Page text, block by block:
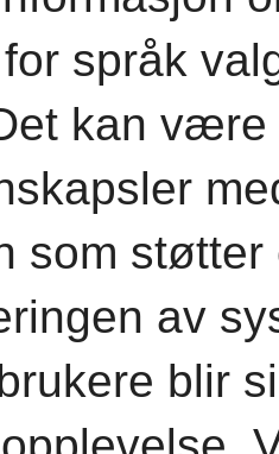
språk
kan være
som støtter
av
blir